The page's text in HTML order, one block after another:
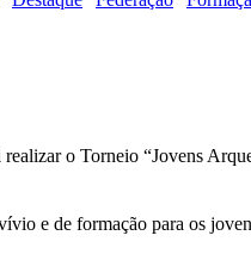
o Torneio “Jovens
e de formação para os